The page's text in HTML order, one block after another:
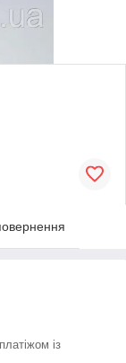
із